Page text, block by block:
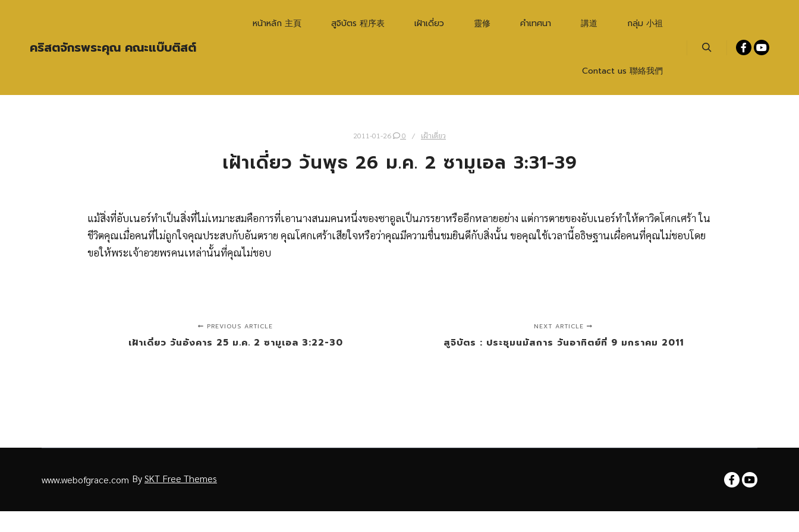
คริสตจักรพระคุณ คณะแบ๊บติสต์
หน้าหลัก 主頁 สูจิบัตร 程序表 เฝ้าเดี่ยว 靈修 คำเทศนา 講道 กลุ่ม 小祖
Contact us 聯絡我們
2011-01-26 0 เฝ้าเดี่ยว
เฝ้าเดี่ยว วันพุธ 26 ม.ค. 2 ซามูเอล 3:31-39
แม้สิ่งที่อับเนอร์ทำเป็นสิ่งที่ไม่เหมาะสมคือการที่เอานางสนมคนหนึ่งของซาอูลเป็นภรรยาหรืออีกหลายอย่าง แต่การตายของอับเนอร์ทำให้ดาวิดโศกเศร้า ใน
ชีวิตคุณเมื่อคนที่ไม่ถูกใจคุณประสบกับอันตราย คุณโศกเศร้าเสียใจหรือว่าคุณมีความชื่นชมยินดีกับสิ่งนั้น ขอคุณใช้เวลานี้อธิษฐานเผื่อคนที่คุณไม่ชอบโดย
ขอให้พระเจ้าอวยพรคนเหล่านั้นที่คุณไม่ชอบ
PREVIOUS ARTICLE
เฝ้าเดี่ยว วันอังคาร 25 ม.ค. 2 ซามูเอล 3:22-30
NEXT ARTICLE
สูจิบัตร : ประชุมนมัสการ วันอาทิตย์ที่ 9 มกราคม 2011
www.webofgrace.com BySKT Free Themes